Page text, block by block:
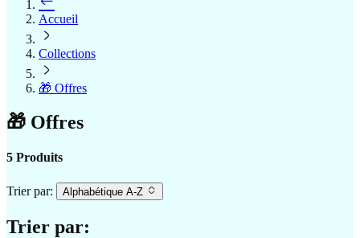
Accueil
Collections
🎁 Offres
🎁 Offres
5 Produits
Trier par: Alphabétique A-Z
Trier par: